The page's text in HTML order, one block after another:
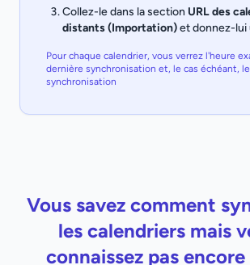
Collez-le dans la section URL des
distants (Importation)et donnez-lui
Pour chaque calendrier, vous verrez l'heure
dernière synchronisation et, le cas échéant,
synchronisation
Vous savez comment
les calendriers mais
connaissez pas encore